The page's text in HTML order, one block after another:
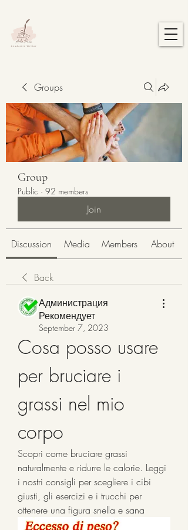
Groups
Group
Public · 92 members
Join
Discussion Media Members About
Back
Администрация
Рекомендует
September 7, 2023
Cosa posso usare
per bruciare i
grassi nel mio
corpo
Scopri come bruciare grassi
naturalmente e ridurre le calorie. Leggi
i nostri consigli per scegliere i cibi
giusti, gli esercizi e i trucchi per
ottenere una figura snella e sana